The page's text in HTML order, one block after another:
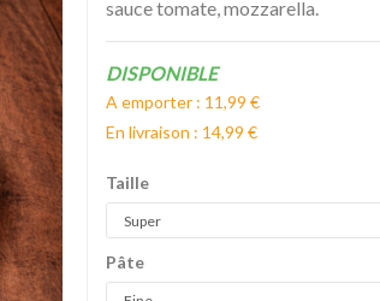
sauce tomate, mozzarella.
Disponibilité:
DISPONIBLE
A emporter : 11,99 €
En livraison : 14,99 €
Taille
Pâte